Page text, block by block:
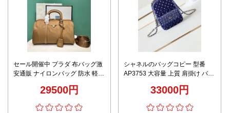
セール開催中 プラダ 布バッグ激
安通販 ナイロンバッグ 防水 軽量
ンプル ブラウン29500円
シャネルのバッグコピー 型番
AP3753 大容量 上質 肩掛け バッ
33000円